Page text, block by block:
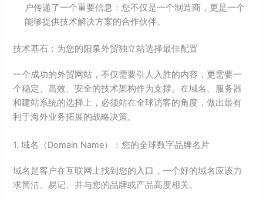
户传递了一个重要信息：您不仅是一个制造商，更是一个
能够提供技术解决方案的合作伙伴。
技术基石：为您的阳泉外贸独立站选择最佳配置
一个成功的外贸网站，不仅需要引人入胜的内容，更需要一
个稳定、高效、安全的技术架构作为支撑。在域名、服务器
和建站系统的选择上，必须站在全球访客的角度，做出最有
利于海外业务拓展的战略决策。
1. 域名（Domain Name）：您的全球数字品牌名片
域名是客户在互联网上找到您的入口，一个好的域名应该力
求简洁、易记、并与您的品牌或产品高度相关。